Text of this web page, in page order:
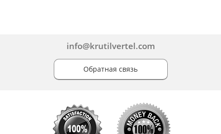
info@krutilvertel.com
Обратная связь